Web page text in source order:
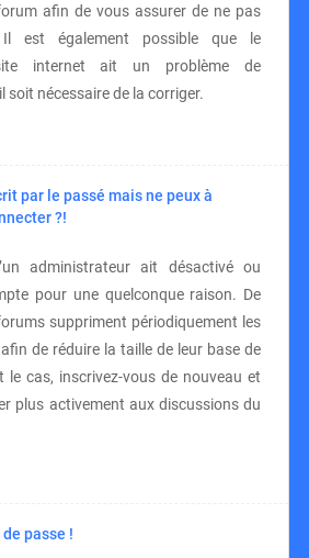
afin de vous assurer de ne pas
est également possible que le
internet ait un problème de
soit nécessaire de la corriger.
par le passé mais ne peux à
?!
administrateur ait désactivé ou
pour une quelconque raison. De
suppriment périodiquement les
de réduire la taille de leur base de
le cas, inscrivez-vous de nouveau et
plus activement aux discussions du
passe !